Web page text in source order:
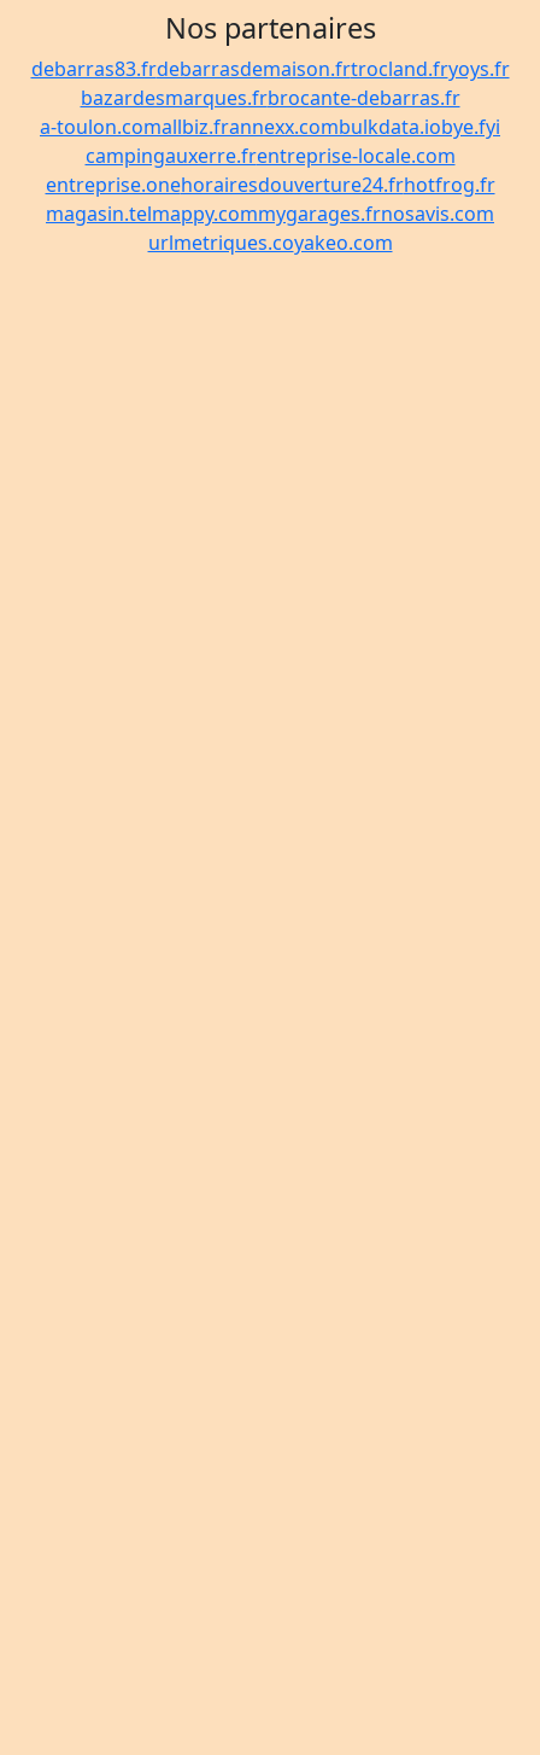
Nos partenaires
debarras83.frdebarrasdemaison.frtrocland.fryoys.fr
bazardesmarques.frbrocante-debarras.fr
a-toulon.comallbiz.frannexx.combulkdata.iobye.fyi
campingauxerre.frentreprise-locale.com
entreprise.onehorairesdouverture24.frhotfrog.fr
magasin.telmappy.commygarages.frnosavis.com
urlmetriques.coyakeo.com